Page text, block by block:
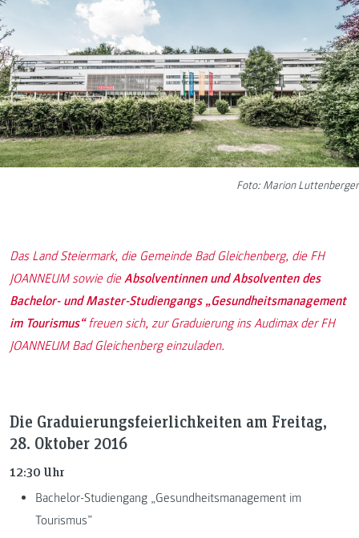
Foto: Marion Luttenberger
Das Land Steiermark, die Gemeinde Bad Gleichenberg, die FH
JOANNEUM sowie die Absolventinnen und Absolventen des
Bachelor- und Master-Studiengangs „Gesundheitsmanagement
im Tourismus“freuen sich, zur Graduierung ins Audimax der FH
JOANNEUM Bad Gleichenberg einzuladen.
Die Graduierungsfeierlichkeiten am Freitag,
28. Oktober 2016
12:30 Uhr
Bachelor-Studiengang „Gesundheitsmanagement im
Tourismus”